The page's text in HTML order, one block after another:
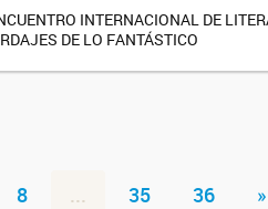
INTERNACIONAL DE
DE LO FANTÁSTICO
8 ... 35 36 »